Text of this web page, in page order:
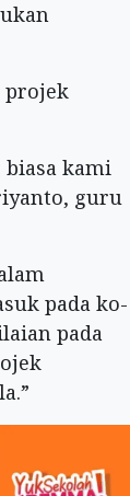
projek
biasa kami
guru
pada ko-
pada